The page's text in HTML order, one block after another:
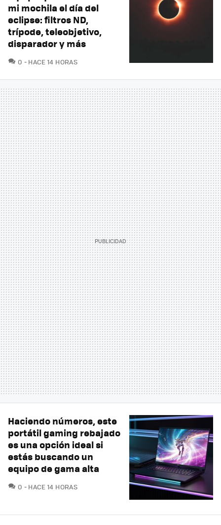
mi mochila el día del
eclipse: filtros ND,
trípode, teleobjetivo,
disparador y más
0 COMENTARIOS
HACE 14 HORAS
Haciendo números, este
portátil gaming rebajado
es una opción ideal si
estás buscando un
equipo de gama alta
0 COMENTARIOS
HACE 14 HORAS